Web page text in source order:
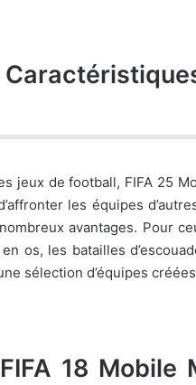
jeux de football, FIFA 25
les équipes
avantages. Pour
os, les batailles
sélection d’équipes
18 Mobile